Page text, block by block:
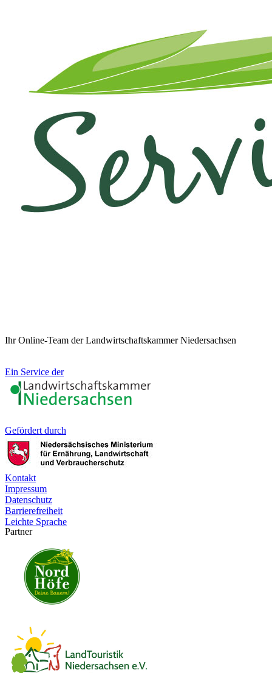
Ihr Online-Team der Landwirtschaftskammer Niedersachsen
Ein Service der
Gefördert durch
Kontakt
Impressum
Datenschutz
Barrierefreiheit
Leichte Sprache
Partner